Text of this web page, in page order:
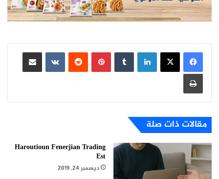
لينكدإن بينتيريست
مشاركة عبر البريد
طباعة
مقالات ذات صلة
Haroutioun Fenerjian Trading
Est
ديسمبر 24, 2019